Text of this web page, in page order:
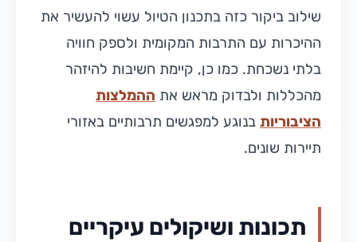
שילוב ביקור כזה בתכנון הטיול עשוי להעשיר את
ההיכרות עם התרבות המקומית ולספק חוויה
בלתי נשכחת. כמו כן, קיימת חשיבות להיזהר
מהכללות ולבדוק מראש את ההמלצות
הציבוריות בנוגע למפגשים תרבותיים באזורי
תיירות שונים.
תכונות ושיקולים עיקריים